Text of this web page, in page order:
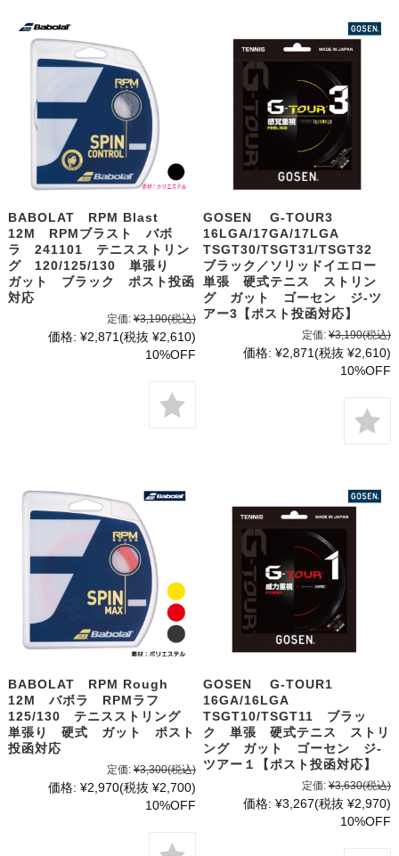
BABOLAT RPM Blast
12M RPMブラスト バボ
ラ 241101 テニスストリン
グ 120/125/130 単張り
ガット ブラック ポスト投函
対応
定価: ¥3,190(税込)
価格: ¥2,871(税抜 ¥2,610)
10%OFF
GOSEN G-TOUR3
16LGA/17GA/17LGA
TSGT30/TSGT31/TSGT32
ブラック／ソリッドイエロー
単張 硬式テニス ストリン
グ ガット ゴーセン ジ-ツ
アー3【ポスト投函対応】
定価: ¥3,190(税込)
価格: ¥2,871(税抜 ¥2,610)
10%OFF
BABOLAT RPM Rough
12M バボラ RPMラフ
125/130 テニスストリング
単張り 硬式 ガット ポスト
投函対応
定価: ¥3,300(税込)
価格: ¥2,970(税抜 ¥2,700)
10%OFF
GOSEN G-TOUR1
16GA/16LGA
TSGT10/TSGT11 ブラッ
ク 単張 硬式テニス ストリ
ング ガット ゴーセン ジ-
ツアー１【ポスト投函対応】
定価: ¥3,630(税込)
価格: ¥3,267(税抜 ¥2,970)
10%OFF